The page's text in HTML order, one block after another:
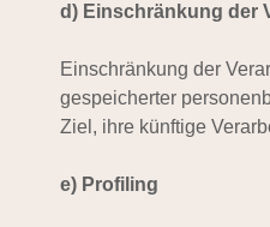
d) Einschränkung der
Einschränkung der
gespeicherter
Ziel, ihre künftige
e) Profiling